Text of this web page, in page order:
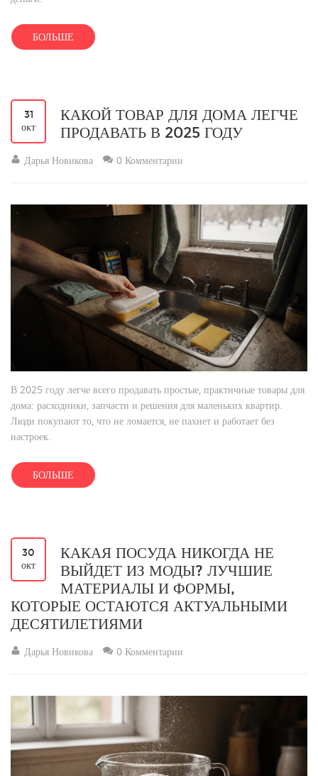
БОЛЬШЕ
31
окт
КАКОЙ ТОВАР ДЛЯ ДОМА ЛЕГЧЕ
ПРОДАВАТЬ В 2025 ГОДУ
Дарья Новикова 0 Комментарии
В 2025 году легче всего продавать простые, практичные товары для
дома: расходники, запчасти и решения для маленьких квартир.
Люди покупают то, что не ломается, не пахнет и работает без
настроек.
БОЛЬШЕ
30
окт
КАКАЯ ПОСУДА НИКОГДА НЕ
ВЫЙДЕТ ИЗ МОДЫ? ЛУЧШИЕ
МАТЕРИАЛЫ И ФОРМЫ,
КОТОРЫЕ ОСТАЮТСЯ АКТУАЛЬНЫМИ
ДЕСЯТИЛЕТИЯМИ
Дарья Новикова 0 Комментарии